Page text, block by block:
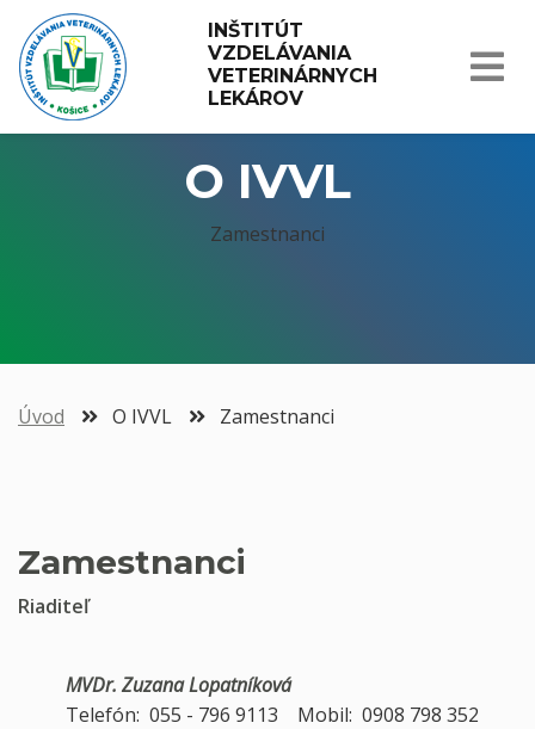
INŠTITÚT
VZDELÁVANIA
VETERINÁRNYCH
LEKÁROV
O IVVL
Zamestnanci
Úvod O IVVL Zamestnanci
Zamestnanci
Riaditeľ
MVDr. Zuzana Lopatníková
Telefón: 055 - 796 9113 Mobil: 0908 798 352